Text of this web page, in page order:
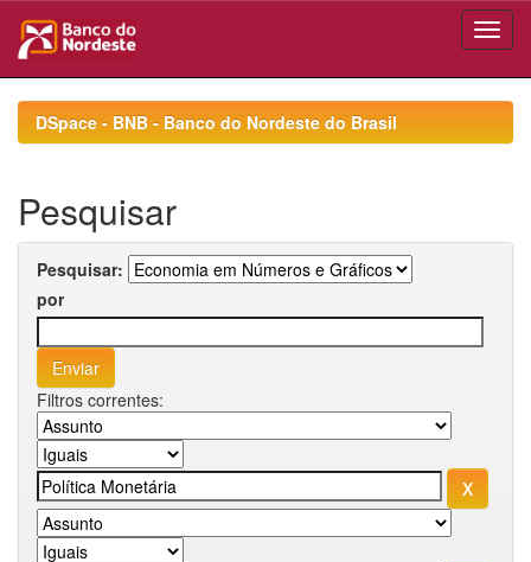
navigationDSpace - BNB - Banco do Nordeste do Brasil
Pesquisar
Pesquisar:
por
Filtros correntes: